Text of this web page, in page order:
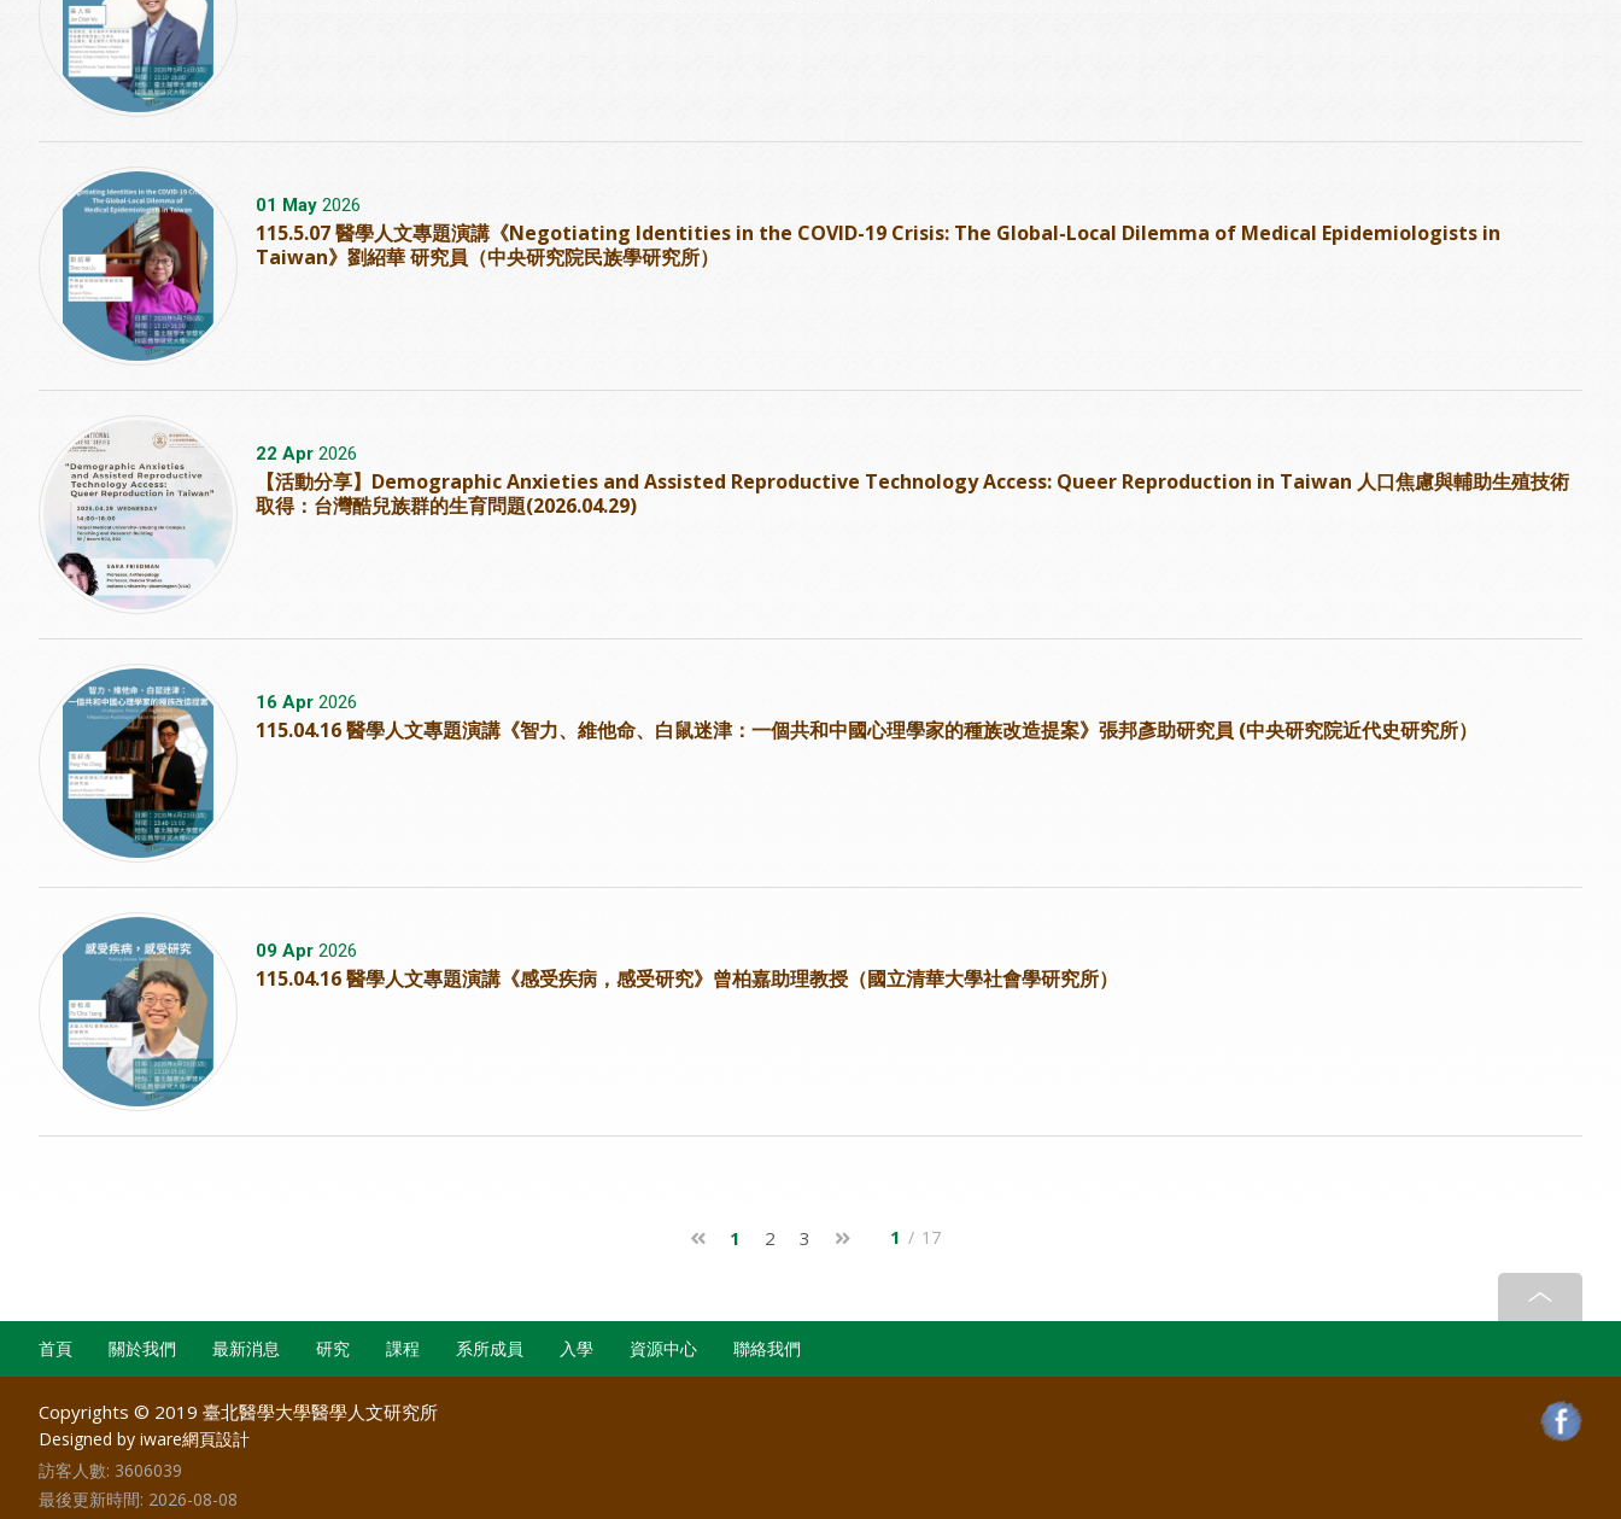
01 May 2026
115.5.07 醫學人文專題演講《Negotiating Identities in the COVID-19 Crisis: The Global-Local Dilemma of Medical Epidemiologists in
Taiwan》劉紹華 研究員（中央研究院民族學研究所）
22 Apr 2026
【活動分享】Demographic Anxieties and Assisted Reproductive Technology Access: Queer Reproduction in Taiwan 人口焦慮與輔助生殖技術
取得：台灣酷兒族群的生育問題(2026.04.29)
16 Apr 2026
115.04.16 醫學人文專題演講《智力、維他命、白鼠迷津：一個共和中國心理學家的種族改造提案》張邦彥助研究員 (中央研究院近代史研究所）
09 Apr 2026
115.04.16 醫學人文專題演講《感受疾病，感受研究》曾柏嘉助理教授（國立清華大學社會學研究所）
1 2 3 1 / 17
首頁 關於我們 最新消息 研究 課程 系所成員 入學 資源中心 聯絡我們
Copyrights © 2019 臺北醫學大學醫學人文研究所
Designed by iware網頁設計
訪客人數: 3606039
最後更新時間: 2026-08-08